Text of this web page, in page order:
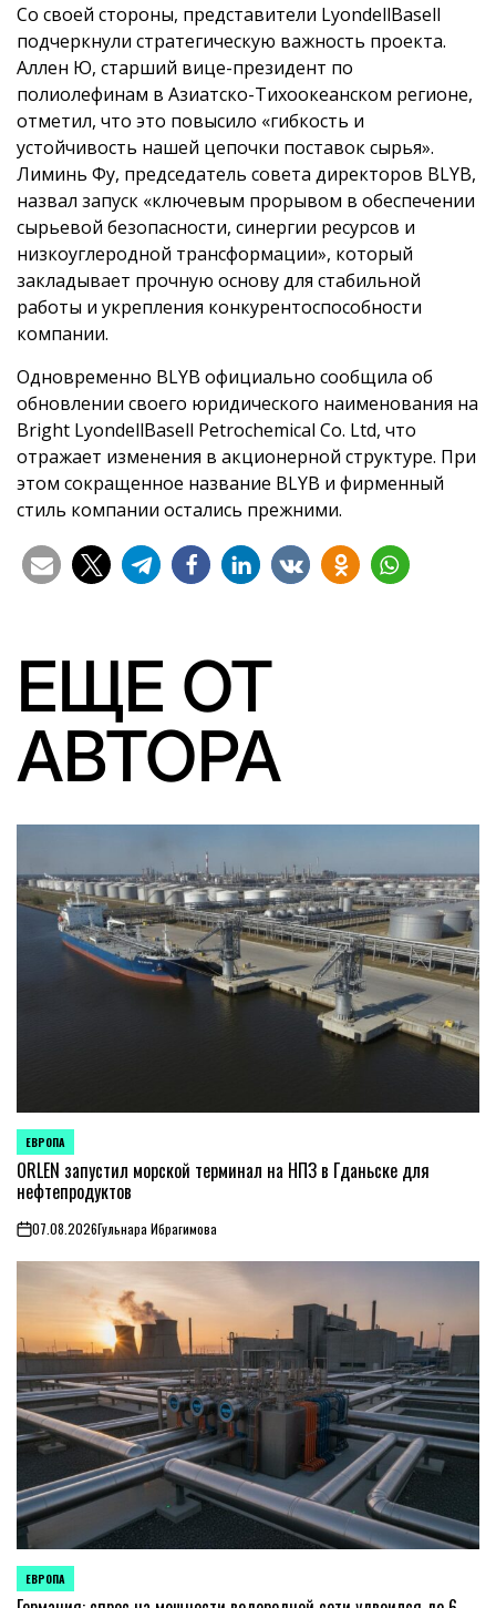
Со своей стороны, представители LyondellBasell
подчеркнули стратегическую важность проекта.
Аллен Ю, старший вице-президент по
полиолефинам в Азиатско-Тихоокеанском регионе,
отметил, что это повысило «гибкость и
устойчивость нашей цепочки поставок сырья».
Лиминь Фу, председатель совета директоров BLYB,
назвал запуск «ключевым прорывом в обеспечении
сырьевой безопасности, синергии ресурсов и
низкоуглеродной трансформации», который
закладывает прочную основу для стабильной
работы и укрепления конкурентоспособности
компании.
Одновременно BLYB официально сообщила об
обновлении своего юридического наименования на
Bright LyondellBasell Petrochemical Co. Ltd, что
отражает изменения в акционерной структуре. При
этом сокращенное название BLYB и фирменный
стиль компании остались прежними.
ЕЩЕ ОТ
АВТОРА
ОПУБЛИКОВАНО
В
ЕВРОПА
ORLEN запустил морской терминал на НПЗ в Гданьске для
нефтепродуктов
on07.08.2026Гульнара Ибрагимова
ОПУБЛИКОВАНО
В
ЕВРОПА